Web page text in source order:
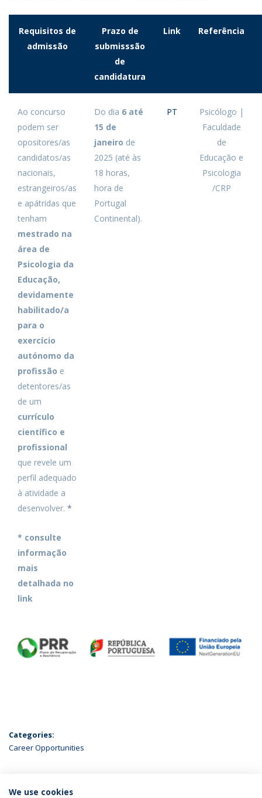
Requisitos de
admissão
Prazo de
submisssão
de
candidatura
Link Referência
Ao concurso
podem ser
opositores/as
candidatos/as
nacionais,
estrangeiros/as
e apátridas que
tenham
mestrado na
área de
Psicologia da
Educação,
devidamente
habilitado/a
para o
exercício
autónomo da
profissão e
detentores/as
de um
currículo
científico e
profissional
que revele um
perfil adequado
à atividade a
desenvolver. *
* consulte
informação
mais
detalhada no
link
Do dia 6 até
15 de
janeiro de
2025 (até às
18 horas,
hora de
Portugal
Continental).
PT
Psicólogo |
Faculdade
de
Educação e
Psicologia
/CRP
Categories:
Career Opportunities
We use cookies